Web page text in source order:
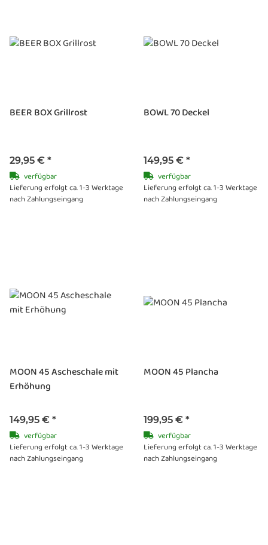
BEER BOX Grillrost
29,95 € *
verfügbar
Lieferung erfolgt ca. 1-3 Werktage
nach Zahlungseingang
BOWL 70 Deckel
149,95 € *
verfügbar
Lieferung erfolgt ca. 1-3 Werktage
nach Zahlungseingang
MOON 45 Ascheschale mit
Erhöhung
149,95 € *
verfügbar
Lieferung erfolgt ca. 1-3 Werktage
nach Zahlungseingang
MOON 45 Plancha
199,95 € *
verfügbar
Lieferung erfolgt ca. 1-3 Werktage
nach Zahlungseingang